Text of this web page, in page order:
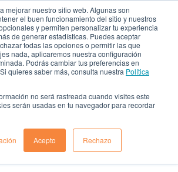
mejorar nuestro sitio web. Algunas son
el buen funcionamiento del sitio y nuestros
y permiten personalizar tu experiencia
de generar estadísticas. Puedes aceptar
todas las opciones o permitir las que
nada, aplicaremos nuestra configuración
Podrás cambiar tus preferencias en
quieres saber más, consulta nuestra Política
no será rastreada cuando visites este
serán usadas en tu navegador para recordar
Acepto Rechazo
corporativo
tratamiento de datos
clientes